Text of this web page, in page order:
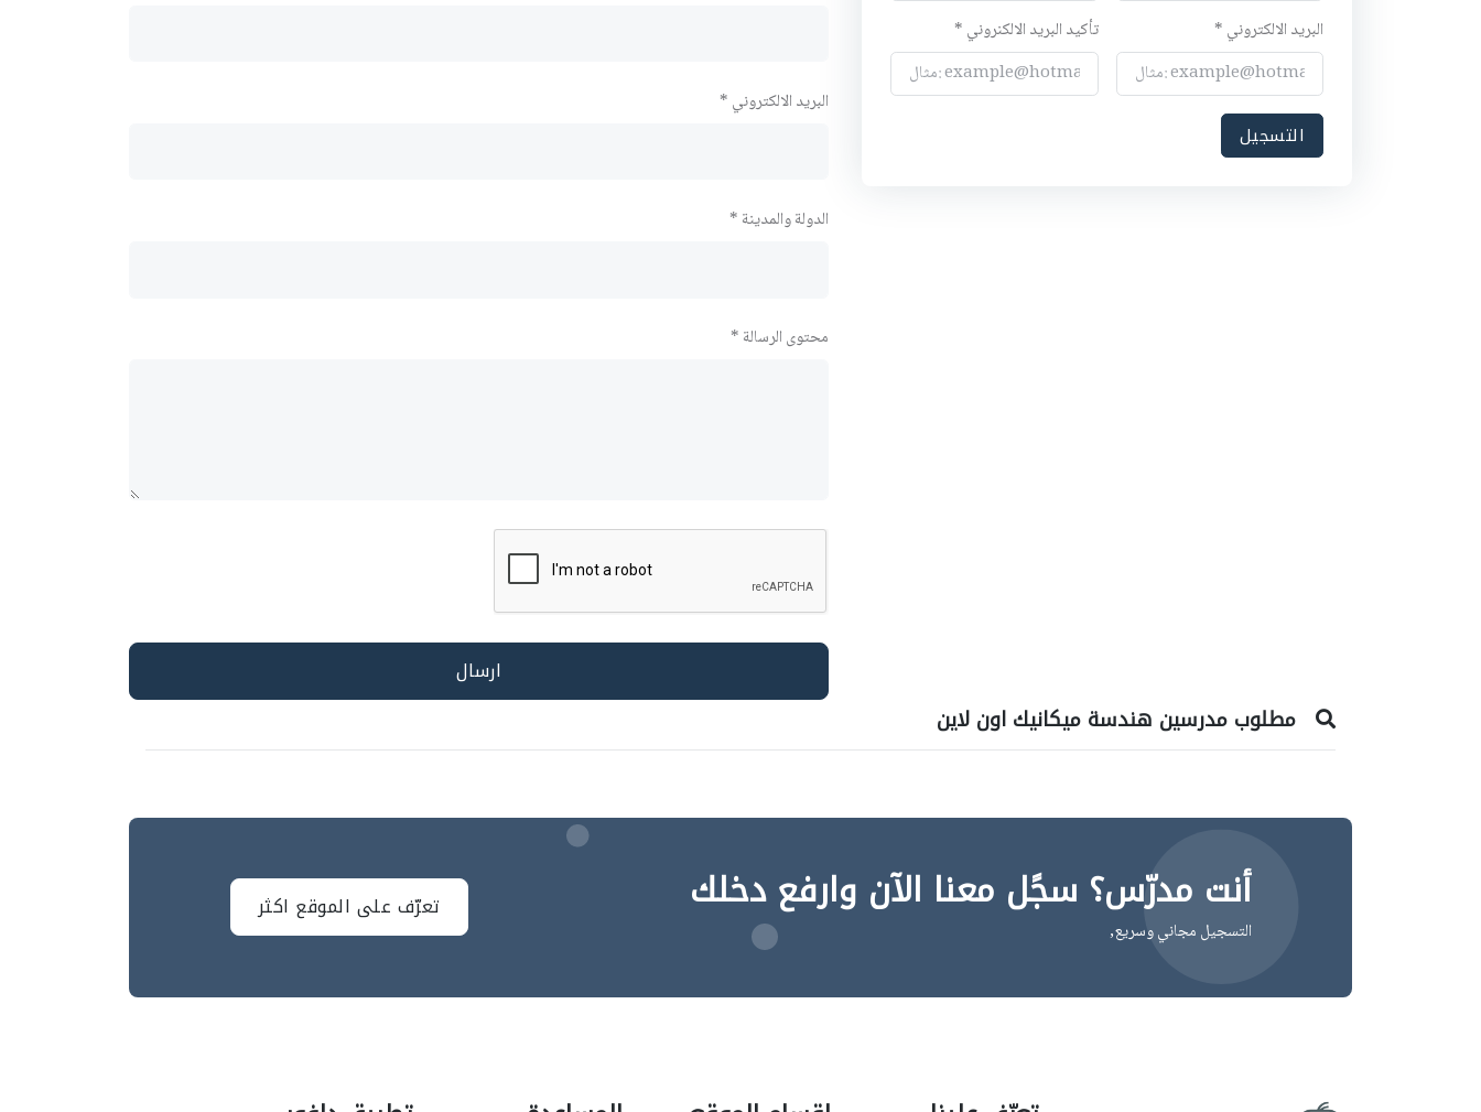
البريد الالكتروني * تأكيد البريد الالكنروني *
البريد الالكتروني *
الدولة والمدينة *
محتوى الرسالة *
مطلوب مدرسين هندسة ميكانيك اون لاين
أنت مدرّس؟ سجًل معنا الآن وارفع دخلك
التسجيل مجاني وسريع,
تعرّف على الموقع اكثر